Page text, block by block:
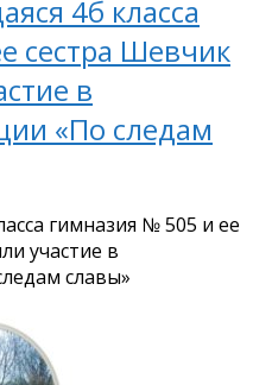
4б класса
сестра Шевчик
в
«По следам
гимназия № 505 и ее
участие в
славы»